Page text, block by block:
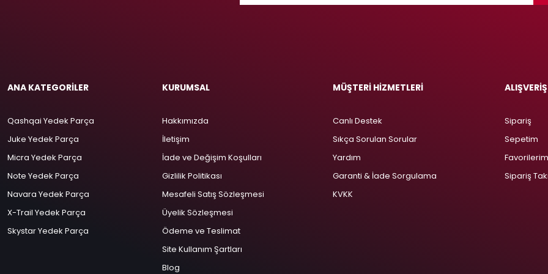
ANA KATEGORİLER
Qashqai Yedek Parça
Juke Yedek Parça
Micra Yedek Parça
Note Yedek Parça
Navara Yedek Parça
X-Trail Yedek Parça
Skystar Yedek Parça
KURUMSAL
Hakkımızda
İletişim
İade ve Değişim Koşulları
Gizlilik Politikası
Mesafeli Satış Sözleşmesi
Üyelik Sözleşmesi
Ödeme ve Teslimat
Site Kullanım Şartları
Blog
MÜŞTERİ HİZMETLERİ
Canlı Destek
Sıkça Sorulan Sorular
Yardım
Garanti & İade Sorgulama
KVKK
Sipariş
Sepetim
Favorilerim
Sipariş